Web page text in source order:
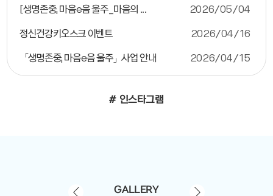
[생명존중, 마음e음 울주_마음의 ...
2026/05/04
정신건강키오스크 이벤트
2026/04/16
「생명존중, 마음e음 울주」사업 안내
2026/04/15
# 인스타그램
GALLERY